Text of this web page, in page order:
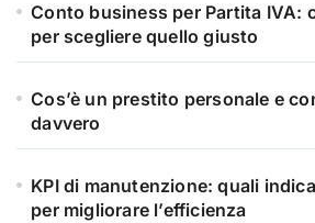
Conto business per Partita IVA:
per scegliere quello giusto
Cos’è un prestito personale e
davvero
KPI di manutenzione: quali
per migliorare l’efficienza